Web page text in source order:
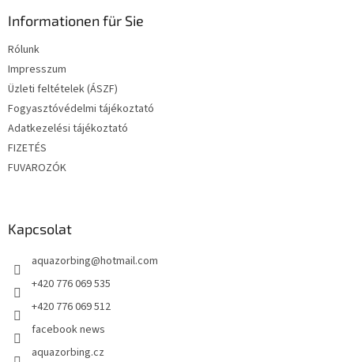
Informationen für Sie
Rólunk
Impresszum
Üzleti feltételek (ÁSZF)
Fogyasztóvédelmi tájékoztató
Adatkezelési tájékoztató
FIZETÉS
FUVAROZÓK
Kapcsolat
aquazorbing@hotmail.com
+420 776 069 535
+420 776 069 512
facebook news
aquazorbing.cz